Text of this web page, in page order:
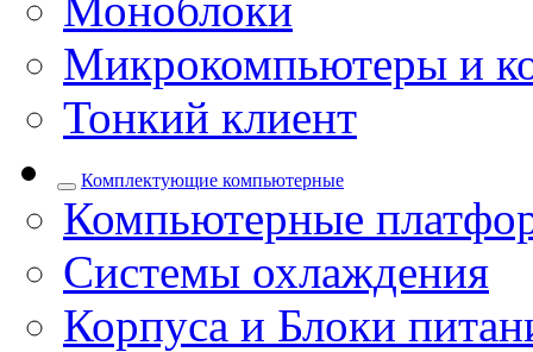
Микрокомпьютеры и
Тонкий клиент
Комплектующие компьютерные
Компьютерные
Системы охлаждения
Корпуса и Блоки